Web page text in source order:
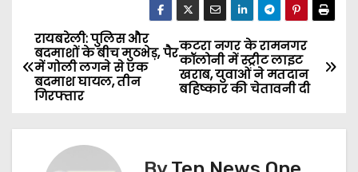
P
o
कटरा नगर के रामनगर
कॉलोनी में स्ट्रीट लाइट
खराब, युवाओं ने मतदान
बहिष्कार की चेतावनी दी
रायबरेली: पुलिस और
बदमाशों के बीच मुठभेड़, पैर
में गोली लगने से एक
बदमाश घायल, तीन
गिरफ्तार